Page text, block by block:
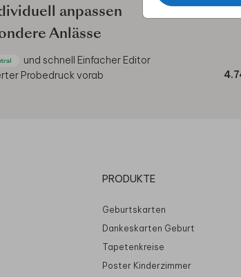
anpassen
Anlässe
und schnell Einfacher Editor
Probedruck vorab
PRODUKTE
Geburtskarten
Dankeskarten Geburt
Tapetenkreise
Poster Kinderzimmer